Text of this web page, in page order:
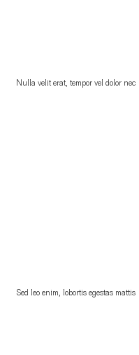
Nulla velit erat, tempor vel dolor nec
Sed leo enim, lobortis egestas mattis